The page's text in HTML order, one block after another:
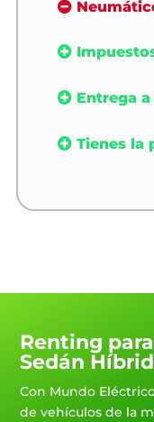
Entrega
Tienes la
Renting
Sedán
Con Mundo
de vehículos de la